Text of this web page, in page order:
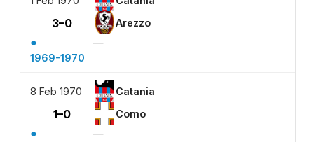
3–0 Arezzo
●
—
1969-1970
8 Feb 1970 Catania
1–0 Como
●
—